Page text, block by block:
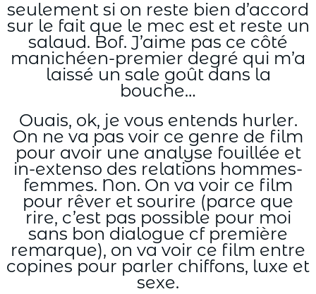
seulement si on reste bien d’accord
sur le fait que le mec est et reste un
salaud. Bof. J’aime pas ce côté
manichéen-premier degré qui m’a
laissé un sale goût dans la
bouche…
Ouais, ok, je vous entends hurler.
On ne va pas voir ce genre de film
pour avoir une analyse fouillée et
in-extenso des relations hommes-
femmes. Non. On va voir ce film
pour rêver et sourire (parce que
rire, c’est pas possible pour moi
sans bon dialogue cf première
remarque), on va voir ce film entre
copines pour parler chiffons, luxe et
sexe.